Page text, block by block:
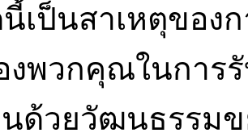
เป็นสาเหตุของ
พวกคุณในการ
ด้วยวัฒนธรรมข